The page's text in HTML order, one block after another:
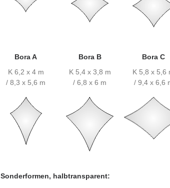
Bora A
K 6,2 x 4 m
/ 8,3 x 5,6 m
Bora B
K 5,4 x 3,8 m
/ 6,8 x 6 m
Bora C
K 5,8 x 5,6
/ 9,4 x 6,6
Sonderformen, halbtransparent: